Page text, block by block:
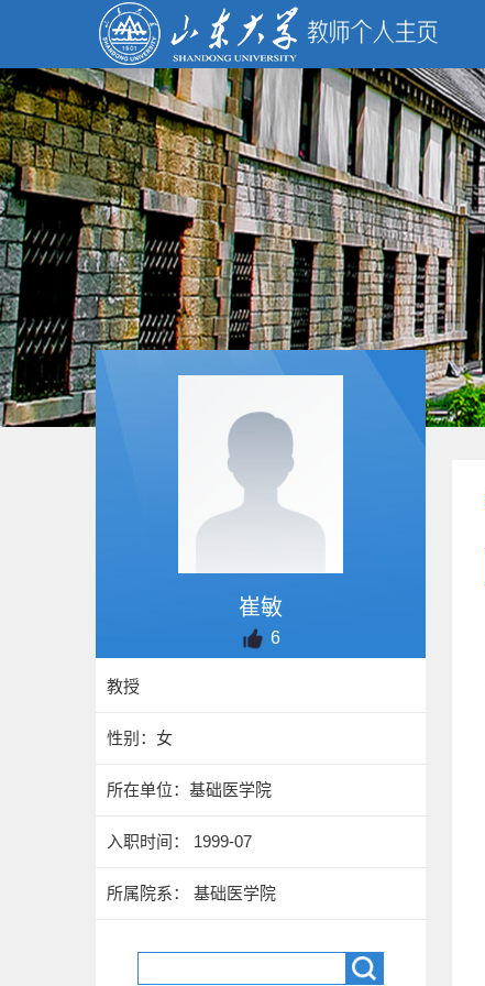
崔敏
6
教授
性别：女
所在单位：基础医学院
入职时间： 1999-07
所属院系： 基础医学院